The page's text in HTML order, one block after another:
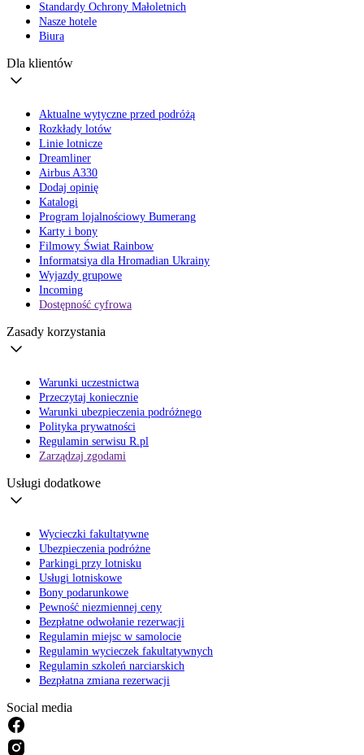
Standardy Ochrony Małoletnich
Nasze hotele
Biura
Dla klientów
Aktualne wytyczne przed podróżą
Rozkłady lotów
Linie lotnicze
Dreamliner
Airbus A330
Dodaj opinię
Katalogi
Program lojalnościowy Bumerang
Karty i bony
Filmowy Świat Rainbow
Informatsiya dla Hromadian Ukrainy
Wyjazdy grupowe
Incoming
Dostępność cyfrowa
Zasady korzystania
Warunki uczestnictwa
Przeczytaj koniecznie
Warunki ubezpieczenia podróżnego
Polityka prywatności
Regulamin serwisu R.pl
Zarządzaj zgodami
Usługi dodatkowe
Wycieczki fakultatywne
Ubezpieczenia podróżne
Parkingi przy lotnisku
Usługi lotniskowe
Bony podarunkowe
Pewność niezmiennej ceny
Bezpłatne odwołanie rezerwacji
Regulamin miejsc w samolocie
Regulamin wycieczek fakultatywnych
Regulamin szkoleń narciarskich
Bezpłatna zmiana rezerwacji
Social media